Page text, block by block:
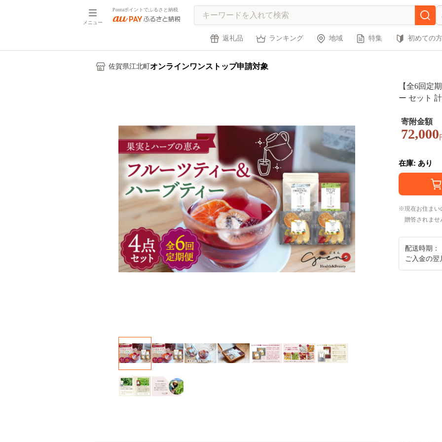
メニュー
Pontaポイントでふるさと納税
返礼品 ランキング 地域 特集 初めての方
佐賀県江北町 オンラインワンストップ申請対象
【全6回定
ー セット
寄附金額
72,000
在庫: あり
現在お住まい
贈答されませ
配送時期：
ご入金の翌